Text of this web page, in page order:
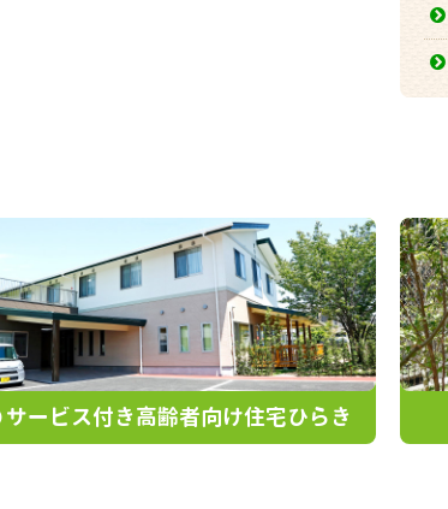
サービス付き高齢者向け住宅ひらき